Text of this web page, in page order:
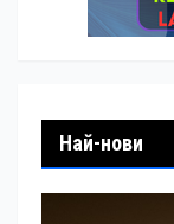
Най-нови